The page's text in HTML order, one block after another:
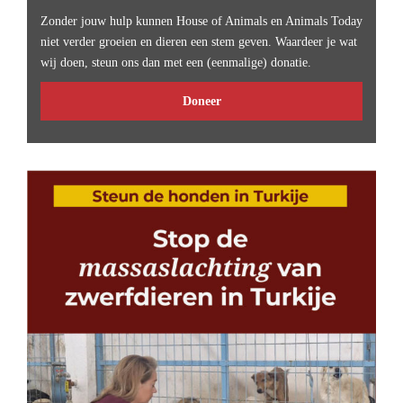
Zonder jouw hulp kunnen House of Animals en Animals Today
niet verder groeien en dieren een stem geven. Waardeer je wat
wij doen, steun ons dan met een (eenmalige) donatie.
Doneer